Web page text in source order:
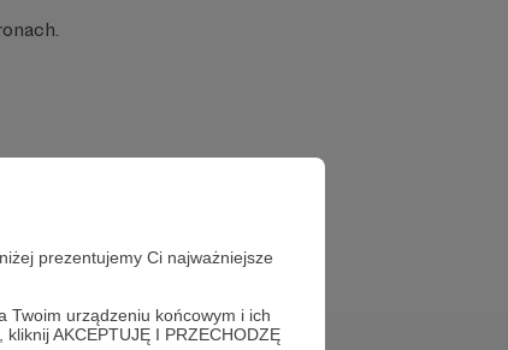
prezentujemy Ci najważniejsze
Twoim urządzeniu końcowym i ich
AKCEPTUJĘ I PRZECHODZĘ